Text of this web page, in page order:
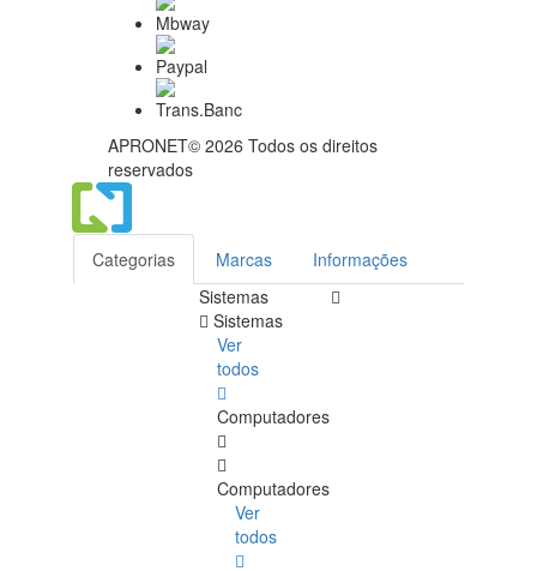
APRONET© 2026 Todos os direitos
reservados
Categorias Marcas
Informações
Sistemas
Sistemas
Ver
todos
Computadores
Computadores
Ver
todos